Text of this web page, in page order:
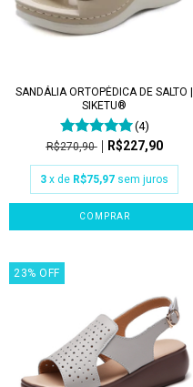
SANDÁLIA ORTOPÉDICA DE SALTO |
SIKETU®
(4)
R$270,90 R$227,90
3 x de R$75,97 sem juros
COMPRAR
23% OFF